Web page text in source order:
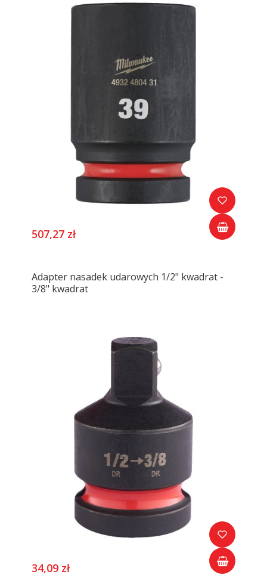
507,27 zł
Adapter nasadek udarowych 1/2" kwadrat -
3/8" kwadrat
34,09 zł